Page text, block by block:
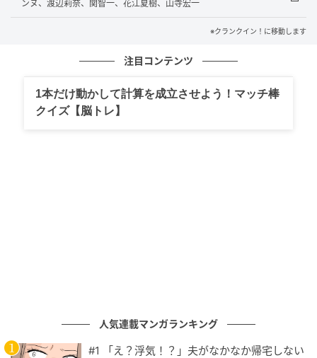
面を演じられたことは、私にとってこの上ない幸せで
した」と再演の喜びを語り、「収録が始まると、これ
だ、この感覚だったと、すぐにあの正義の戦いの日々
が脳裏に甦りました。そんな熱い正義の心を思い出さ
せてくれたケロロ軍曹に、心より感謝いたします」
と、『ケロロ軍曹』への感謝を述べた。
アニメ映画『新劇場版☆ケロロ軍曹 復活して速攻地球
滅亡の危機であります！』は、本日より全国公開。
ンヌ、渡辺莉奈、関智一、花江夏樹、山寺宏一
※クランクイン！に移動します
注目コンテンツ
1本だけ動かして計算を成立させよう！マッチ棒
クイズ【脳トレ】
人気連載マンガランキング
#1 「え？浮気！？」夫がなかなか帰宅しない